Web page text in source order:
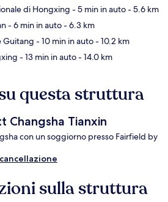
di Hongxing - 5 min in auto- 5.6 km
- 6 min in auto- 6.3 km
Guitang - 10 min in auto- 10.2 km
- 13 min in auto- 14.0 km
questa struttura
Changsha Tianxin
con un soggiorno presso Fairfield by
sulla struttura